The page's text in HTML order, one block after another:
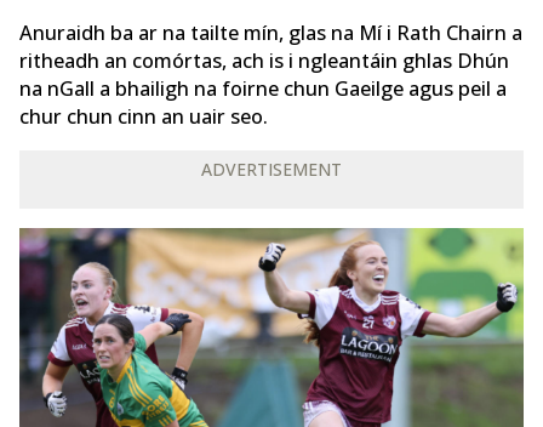
Anuraidh ba ar na tailte mín, glas na Mí i Rath Chairn a
ritheadh an comórtas, ach is i ngleantáin ghlas Dhún
na nGall a bhailigh na foirne chun Gaeilge agus peil a
chur chun cinn an uair seo.
ADVERTISEMENT